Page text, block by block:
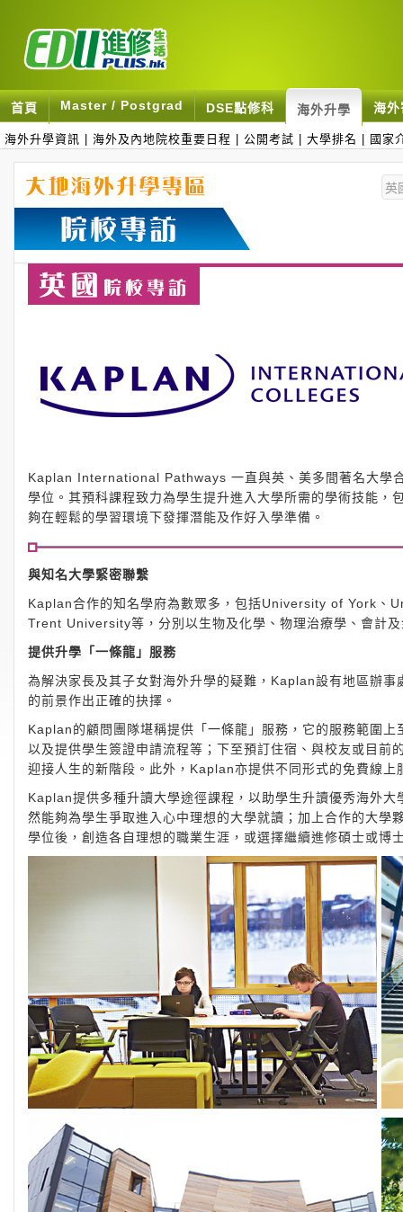
首頁 Master / Postgrad DSE點修科 海外升學 海
海外升學資訊 海外及內地院校重要日程 公開考試 大學排名 國家
Kaplan International Pathways 一直與英、美多間著名大學
學位。其預科課程致力為學生提升進入大學所需的學術技能
夠在輕鬆的學習環境下發揮潛能及作好入學準備。
與知名大學緊密聯繫
Kaplan合作的知名學府為數眾多，包括University of York
Trent University等，分別以生物及化學、物理治療學、會計
提供升學「一條龍」服務
為解決家長及其子女對海外升學的疑難，Kaplan設有地區辦
的前景作出正確的抉擇。
Kaplan的顧問團隊堪稱提供「一條龍」服務，它的服務範圍
以及提供學生簽證申請流程等；下至預訂住宿、與校友或目
迎接人生的新階段。此外，Kaplan亦提供不同形式的免費線
Kaplan提供多種升讀大學途徑課程，以助學生升讀優秀海外
然能夠為學生爭取進入心中理想的大學就讀；加上合作的大
學位後，創造各自理想的職業生涯，或選擇繼續進修碩士或博